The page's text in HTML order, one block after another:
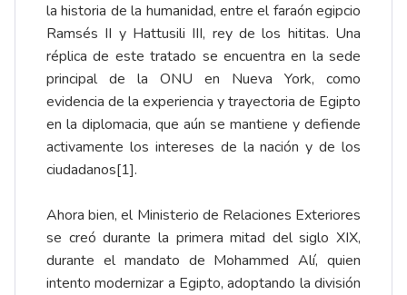
la historia de la humanidad, entre el faraón egipcio
Ramsés II y Hattusili III, rey de los hititas. Una
réplica de este tratado se encuentra en la sede
principal de la ONU en Nueva York, como
evidencia de la experiencia y trayectoria de Egipto
en la diplomacia, que aún se mantiene y defiende
activamente los intereses de la nación y de los
ciudadanos[1].
Ahora bien, el Ministerio de Relaciones Exteriores
se creó durante la primera mitad del siglo XIX,
durante el mandato de Mohammed Alí, quien
intento modernizar a Egipto, adoptando la división